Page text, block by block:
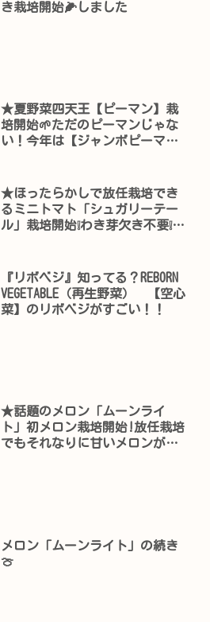
き栽培開始🌽しました
★夏野菜四天王【ピーマン】栽
培開始🌱ただのピーマンじゃな
い！今年は【ジャンボピーマ
★ほったらかしで放任栽培でき
るミニトマト「シュガリーテー
ル」栽培開始❕わき芽欠き不要❕手
『リボベジ』知ってる？REBORN
VEGETABLE（再生野菜） 【空心
菜】のリボベジがすごい！！
★話題のメロン「ムーンライ
ト」初メロン栽培開始!放任栽培
でもそれなりに甘いメロンが出
メロン「ムーンライト」の続き
🍈